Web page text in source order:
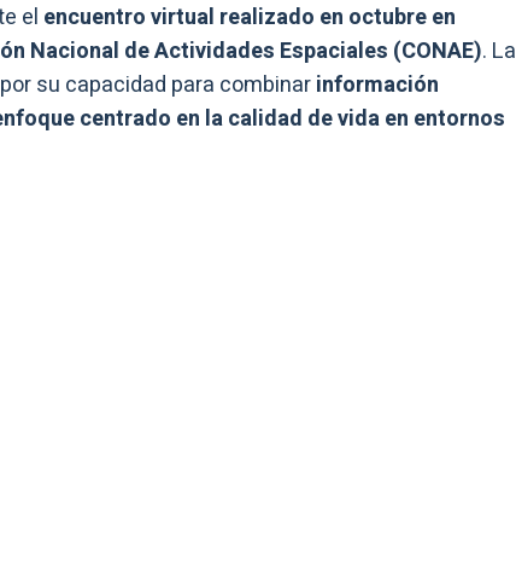
el encuentro virtual realizado en octubre en
Nacional de Actividades Espaciales (CONAE). La
su capacidad para combinarinformación
centrado en la calidad de vida en entornos